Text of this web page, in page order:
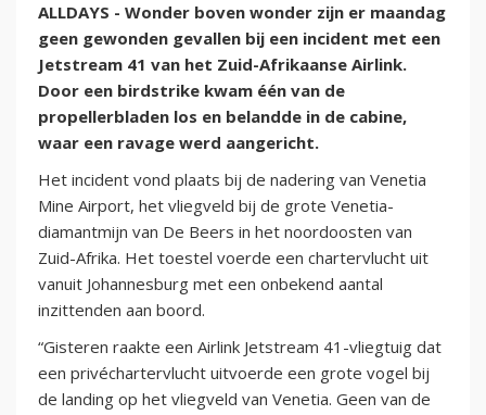
ALLDAYS - Wonder boven wonder zijn er maandag
geen gewonden gevallen bij een incident met een
Jetstream 41 van het Zuid-Afrikaanse Airlink.
Door een birdstrike kwam één van de
propellerbladen los en belandde in de cabine,
waar een ravage werd aangericht.
Het incident vond plaats bij de nadering van Venetia
Mine Airport, het vliegveld bij de grote Venetia-
diamantmijn van De Beers in het noordoosten van
Zuid-Afrika. Het toestel voerde een chartervlucht uit
vanuit Johannesburg met een onbekend aantal
inzittenden aan boord.
“Gisteren raakte een Airlink Jetstream 41-vliegtuig dat
een privéchartervlucht uitvoerde een grote vogel bij
de landing op het vliegveld van Venetia. Geen van de